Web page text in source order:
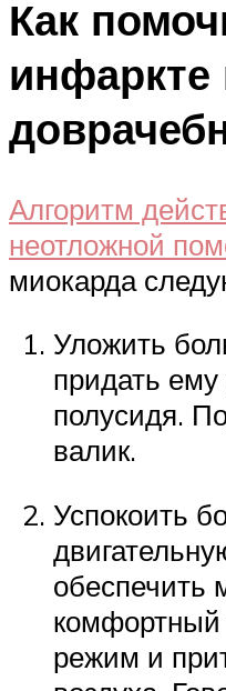
Как
инфаркте
Алгоритм
неотложной
миокарда
Уложить
придать
полусидя.
валик.
Успокоить
обеспечить
комфортный
режим и